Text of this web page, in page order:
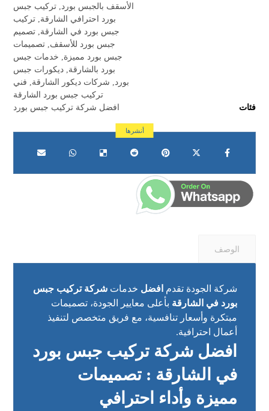
الأسقف بالجبس بورد
تركيب جبس
بورد احترافي الشارقة تركيب
جبس بورد في الشارقة تصميم
جبس بورد للأسقف تصميمات
جبس بورد مميزة
خدمات جبس
بورد بالشارقة ديكورات جبس
بورد
شركات ديكور الشارقة
فني
تركيب جبس بورد الشارقة
فئات
افضل شركة تركيب جبس بورد
الوصف
شركة الجودة تقدم افضل خدماتشركة تركيب جبس
بورد في الشارقة بأعلى معايير الجودة، تصميمات
مبتكرة وأسعار تنافسية، مع فريق متخصص لتنفيذ
أعمال احترافية.
افضل شركة تركيب جبس بورد
في الشارقة : تصميمات
مميزة وأداء احترافي